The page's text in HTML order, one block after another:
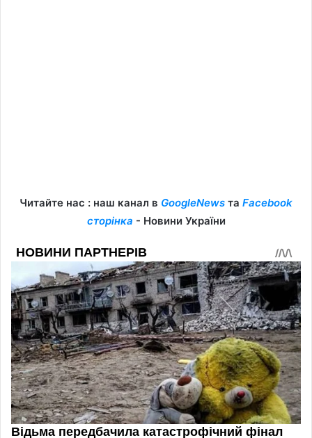
Читайте нас : наш канал в GoogleNews та Facebook
сторінка - Новини України